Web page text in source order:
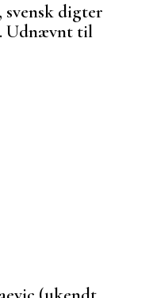
svensk digter
Udnævnt til